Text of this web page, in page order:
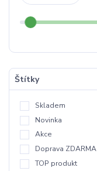
Štítky
Skladem
Novinka
Akce
Doprava ZDARMA
TOP produkt